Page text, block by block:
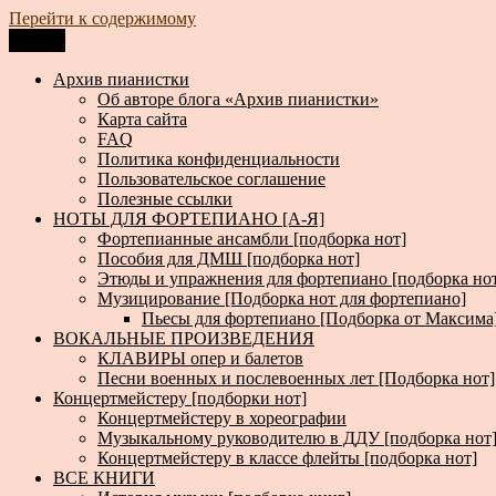
Перейти к содержимому
Архив пианистки
Всё для пианистов: ноты, книги, музыка, статьи…
Архив пианистки
Об авторе блога «Архив пианистки»
Карта сайта
FAQ
Политика конфиденциальности
Пользовательское соглашение
Полезные ссылки
НОТЫ ДЛЯ ФОРТЕПИАНО [А-Я]
Фортепианные ансамбли [подборка нот]
Пособия для ДМШ [подборка нот]
Этюды и упражнения для фортепиано [подборка
Музицирование [Подборка нот для фортепиано]
Пьесы для фортепиано [Подборка от
ВОКАЛЬНЫЕ ПРОИЗВЕДЕНИЯ
КЛАВИРЫ опер и балетов
Песни военных и послевоенных лет [Подборка нот]
Концертмейстеру [подборки нот]
Концертмейстеру в хореографии
Музыкальному руководителю в ДДУ [подборка нот]
Концертмейстеру в классе флейты [подборка нот]
ВСЕ КНИГИ